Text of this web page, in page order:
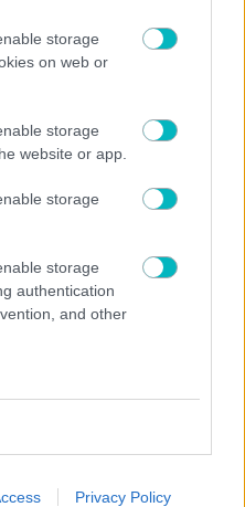
storage
on web or
storage
website or app.
storage
storage
authentication
and other
Privacy Policy
να παίξω σε γεμάτο